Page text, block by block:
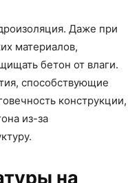
Даже при
материалов,
бетон от влаги.
способствующие
конструкции,
из-за
на